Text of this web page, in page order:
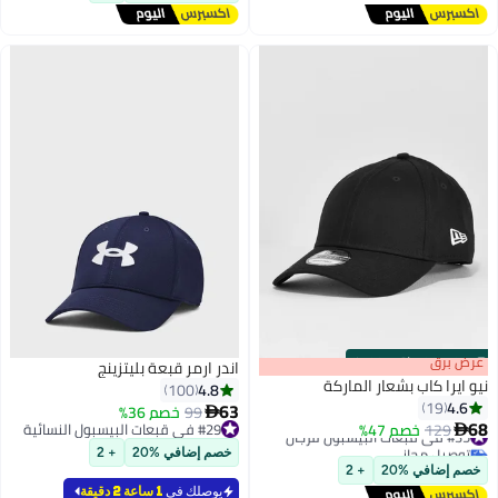
00m:00s
·باقي 100% عرض برق
نيو ايرا كاب بشعار الماركة
4.6
19
68
129 خصم 47% #35 في قبعات البيسبول للرجال
توصيل مجاني
#35 في قبعات البيسبول للرجال
خصم إضافي %20 + 2
اندر ارمر قبعة بليتزينج
4.8
100
63
99 خصم 36%
#29 في قبعات البيسبول النسائية
#29 في قبعات البيسبول النسائية
خصم إضافي %20 + 2
يوصلك في 1 ساعة 2 دقيقة